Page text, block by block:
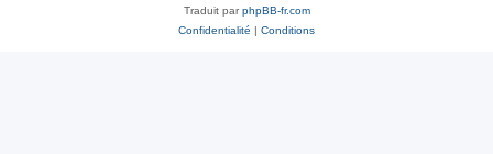
Traduit parphpBB-fr.com
Confidentialité | Conditions